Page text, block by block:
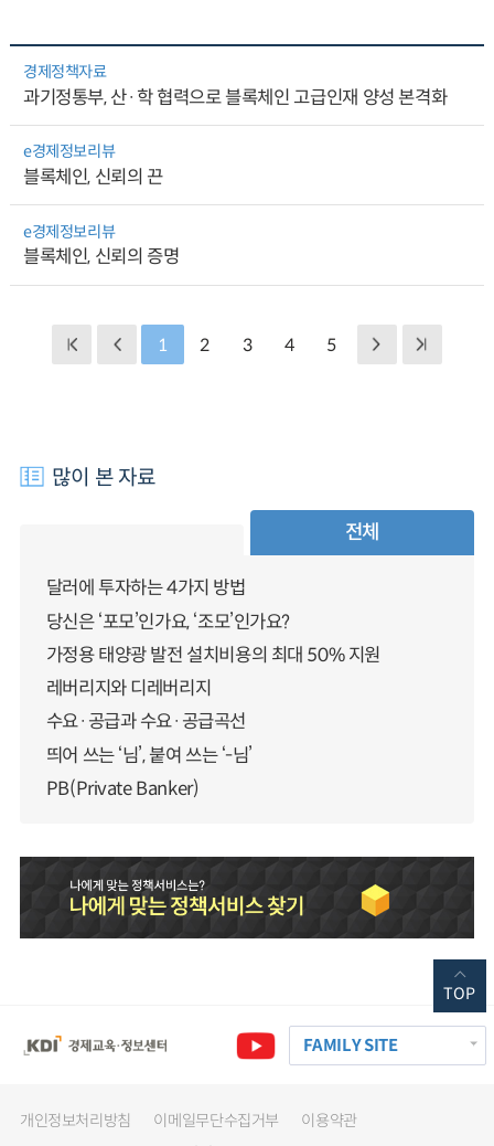
경제정책자료
과기정통부, 산·학 협력으로 블록체인 고급인재 양성 본격화
e경제정보리뷰
블록체인, 신뢰의 끈
e경제정보리뷰
블록체인, 신뢰의 증명
1 2 3 4 5
많이 본 자료
전체
달러에 투자하는 4가지 방법
당신은 ‘포모’인가요, ‘조모’인가요?
가정용 태양광 발전 설치비용의 최대 50% 지원
레버리지와 디레버리지
수요·공급과 수요·공급곡선
띄어 쓰는 ‘님’, 붙여 쓰는 ‘-님’
PB(Private Banker)
FAMILY SITE
개인정보처리방침 이메일무단수집거부 이용약관
TOP